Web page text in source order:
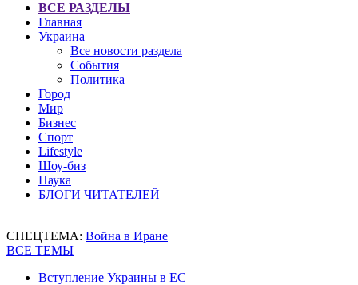
ВСЕ РАЗДЕЛЫ
Главная
Украина
Все новости раздела
События
Политика
Город
Мир
Бизнес
Спорт
Lifestyle
Шоу-биз
Наука
БЛОГИ ЧИТАТЕЛЕЙ
СПЕЦТЕМА: Война в Иране
ВСЕ ТЕМЫ
Вступление Украины в ЕС